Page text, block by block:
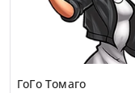
ГоГо Томаго